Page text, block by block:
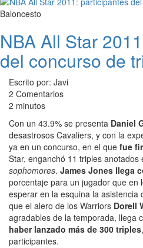
Baloncesto
NBA All Star
del concurso de
Escrito por: Javi
2 Comentarios
2 minutos
Con un 43.9% se presenta Daniel
desastrosos Cavaliers, y con la
ya en un concurso, en el que fue
Star, enganchó 11 triples anotados
sophomores. James Jones llega
porcentaje para un jugador que en
esperar en la esquina la
que el alero de los Warriors Dorell
agradables de la temporada, llega
haber lanzado más de 300 triples
participantes.